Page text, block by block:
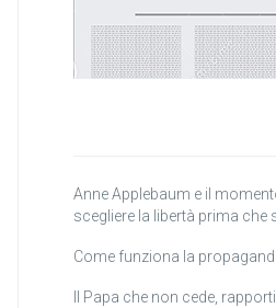
Anne Applebaum e il
scegliere la libertà prima che
Come funziona la
Il Papa che non cede,